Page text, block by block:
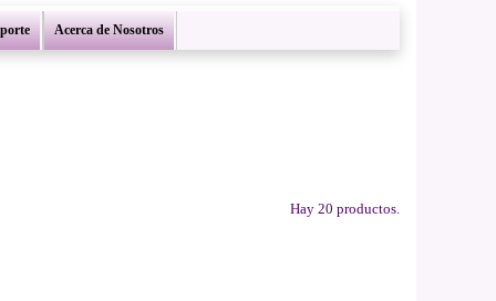
Acerca de Nosotros
Hay 20 productos.